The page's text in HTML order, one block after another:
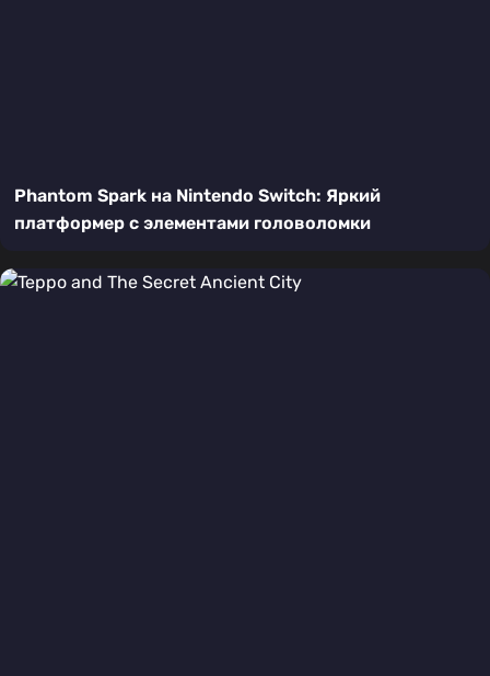
Phantom Spark на Nintendo Switch: Яркий
платформер с элементами головоломки